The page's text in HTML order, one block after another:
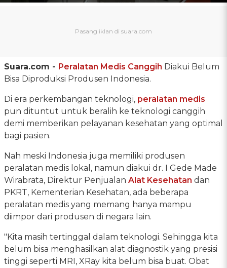
Suara.com - Peralatan Medis Canggih Diakui Belum
Bisa Diproduksi Produsen Indonesia.
Di era perkembangan teknologi, peralatan medis
pun dituntut untuk beralih ke teknologi canggih
demi memberikan pelayanan kesehatan yang optimal
bagi pasien.
Nah meski Indonesia juga memiliki produsen
peralatan medis lokal, namun diakui dr. I Gede Made
Wirabrata, Direktur Penjualan Alat Kesehatan dan
PKRT, Kementerian Kesehatan, ada beberapa
peralatan medis yang memang hanya mampu
diimpor dari produsen di negara lain.
"Kita masih tertinggal dalam teknologi. Sehingga kita
belum bisa menghasilkan alat diagnostik yang presisi
tinggi seperti MRI, XRay kita belum bisa buat. Obat